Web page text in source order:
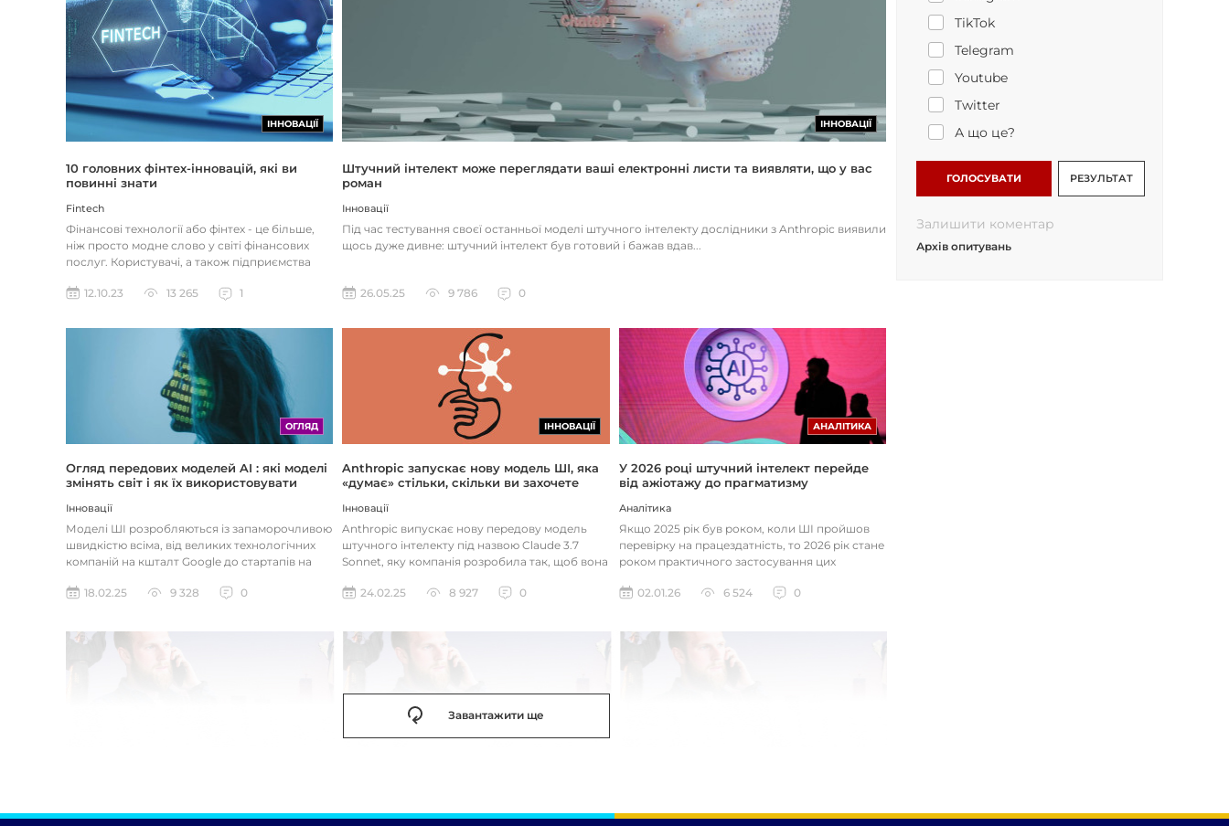
ІННОВАЦІЇ
10 головних фінтех-інновацій, які ви
повинні знати
Fintech
Фінансові технології або фінтех - це більше,
ніж просто модне слово у світі фінансових
послуг. Користувачі, а також підприємства
12.10.23
13 265 1
ІННОВАЦІЇ
Штучний інтелект може переглядати ваші електронні листи та виявляти, що у вас
роман
Інновації
Під час тестування своєї останньої моделі штучного інтелекту дослідники з Anthropic виявили
щось дуже дивне: штучний інтелект був готовий і бажав вдав...
26.05.25 9 786 0
ОГЛЯД
Огляд передових моделей AI : які моделі
змінять світ і як їх використовувати
Інновації
Моделі ШІ розробляються із запаморочливою
швидкістю всіма, від великих технологічних
компаній на кшталт Google до стартапів на
18.02.25
9 328 0
ІННОВАЦІЇ
Anthropic запускає нову модель ШІ, яка
«думає» стільки, скільки ви захочете
Інновації
Anthropic випускає нову передову модель
штучного інтелекту під назвою Claude 3.7
Sonnet, яку компанія розробила так, щоб вона
24.02.25
8 927 0
АНАЛІТИКА
У 2026 році штучний інтелект перейде
від ажіотажу до прагматизму
Аналітика
Якщо 2025 рік був роком, коли ШІ пройшов
перевірку на працездатність, то 2026 рік стане
роком практичного застосування цих
02.01.26
6 524 0
Завантажити ще
TikTok
Telegram
Youtube
Twitter
А що це?
ГОЛОСУВАТИ РЕЗУЛЬТАТ
Залишити коментар
Архів опитувань